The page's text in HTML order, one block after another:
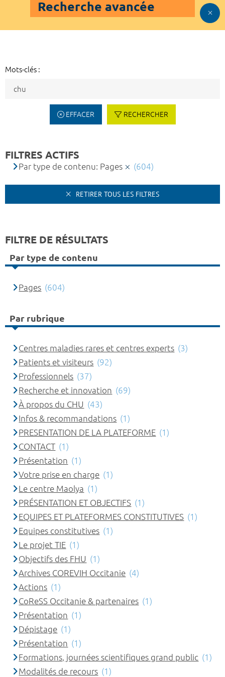
Recherche avancée
Mots-clés :
EFFACER RECHERCHER
FILTRES ACTIFS
Par type de contenu: Pages (604)
RETIRER TOUS LES FILTRES
FILTRE DE RÉSULTATS
Par type de contenu
Pages (604)
Par rubrique
Centres maladies rares et centres experts (3)
Patients et visiteurs (92)
Professionnels (37)
Recherche et innovation (69)
À propos du CHU (43)
Infos & recommandations (1)
PRESENTATION DE LA PLATEFORME (1)
CONTACT (1)
Présentation (1)
Votre prise en charge (1)
Le centre Maolya (1)
PRÉSENTATION ET OBJECTIFS (1)
EQUIPES ET PLATEFORMES CONSTITUTIVES (1)
Equipes constitutives (1)
Le projet TIE (1)
Objectifs des FHU (1)
Archives COREVIH Occitanie (4)
Actions (1)
CoReSS Occitanie & partenaires (1)
Présentation (1)
Dépistage (1)
Présentation (1)
Formations, journées scientifiques grand public (1)
Modalités de recours (1)